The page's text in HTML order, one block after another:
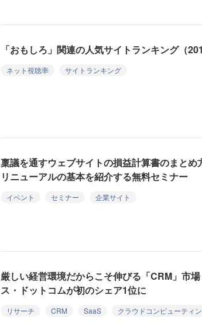
「おもしろ」関連の人気サイトランキング（
ネット視聴率
サイトランキング
稟議を通すウェブサイトの損益計算書のまとめ
リニューアルの基本を紹介する無料セミナー
イベント セミナー
企業サイト
厳しい経営環境だからこそ伸びる「CRM」市
ス・ドットコムが初のシェア1位に
リサーチ CRM SaaS
クラウドコンピューティ